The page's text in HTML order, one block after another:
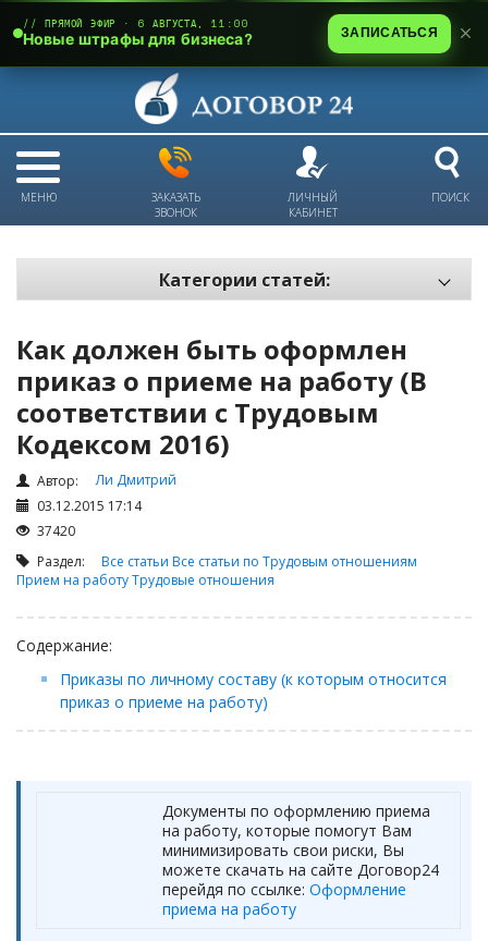
МЕНЮ
ЗАКАЗАТЬ
ЗВОНОК
ЛИЧНЫЙ
КАБИНЕТ
ПОИСК
Категории статей:
Электронный документооборот и цифровая подпись
Трудовые отношения
Техника безопасности и охрана труда
Изменения в законодательстве РК
Займы
Сбор долгов
Регистрация ТОО
Государственные закупки
Заключение, изменение и расторжение договоров
Как должен быть оформлен
приказ о приеме на работу (В
соответствии с Трудовым
Кодексом 2016)
Автор:
Ли Дмитрий
03.12.2015 17:14
37420
Раздел: Все статьи Все статьи по Трудовым отношениям
Прием на работуТрудовые отношения
Содержание:
Приказы по личному составу (к которым относится
приказ о приеме на работу)
Документы по оформлению приема
на работу, которые помогут Вам
минимизировать свои риски, Вы
можете скачать на сайте Договор24
перейдя по ссылке: Оформление
приема на работу
// ПРЯМОЙ ЭФИР · 6 АВГУСТА, 11:00
Новые штрафы для бизнеса? ЗАПИСАТЬСЯ